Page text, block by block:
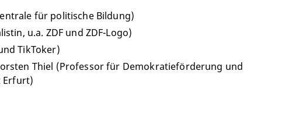
für politische Bildung)
u.a. ZDF und ZDF-Logo)
TikToker)
Thiel (Professor für Demokratieförderung und
Erfurt)